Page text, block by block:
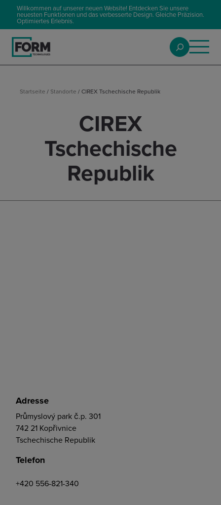
Willkommen auf unserer neuen Website! Entdecken Sie unsere
neuesten Funktionen und das verbesserte Design. Gleiche Präzision.
Optimiertes Erlebnis.
Startseite / Standorte /CIREX Tschechische Republik
CIREX
Tschechische
Republik
Adresse
Průmyslový park č.p. 301
742 21 Kopřivnice
Tschechische Republik
Telefon
+420 556-821-340